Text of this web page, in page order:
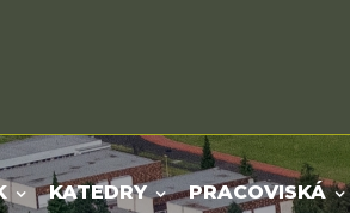
KATEDRY PRACOVISKÁ